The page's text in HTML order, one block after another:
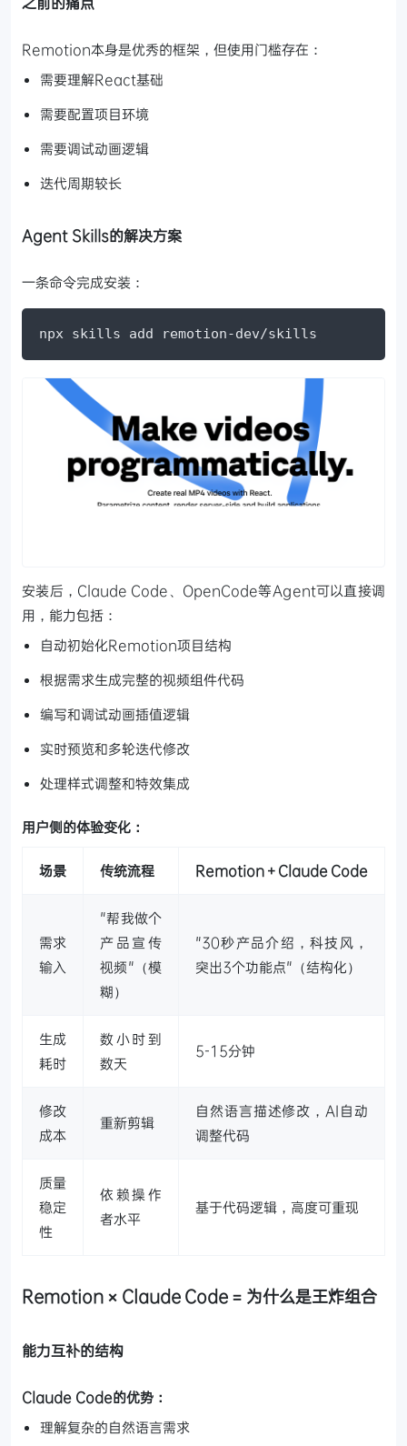
Remotion本身是优秀的框架，但使用门槛存在：
需要理解React基础
需要配置项目环境
需要调试动画逻辑
迭代周期较长
Agent Skills的解决方案
一条命令完成安装：
npx skills add remotion-dev/skills
安装后，Claude Code、OpenCode等Agent可以直接调
用，能力包括：
自动初始化Remotion项目结构
根据需求生成完整的视频组件代码
编写和调试动画插值逻辑
实时预览和多轮迭代修改
处理样式调整和特效集成
用户侧的体验变化：
场景 传统流程 Remotion + Claude Code
需求
输入
"帮我做个
产品宣传
视频"（模
糊）
"30秒产品介绍，科技风，
突出3个功能点"（结构化）
生成
耗时
数小时到
数天
5-15分钟
修改
成本
重新剪辑
自然语言描述修改，AI自动
调整代码
质量
稳定
性
依赖操作
者水平
基于代码逻辑，高度可重现
Remotion × Claude Code = 为什么是王炸组合
能力互补的结构
Claude Code的优势：
理解复杂的自然语言需求